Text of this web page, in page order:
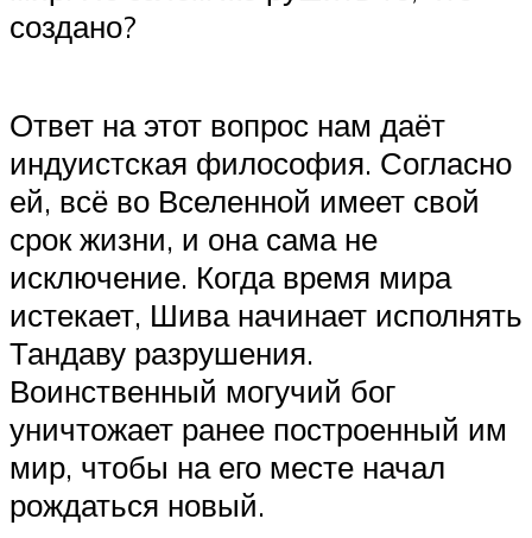
создано?
Ответ на этот вопрос нам даёт
индуистская философия. Согласно
ей, всё во Вселенной имеет свой
срок жизни, и она сама не
исключение. Когда время мира
истекает, Шива начинает исполнять
Тандаву разрушения.
Воинственный могучий бог
уничтожает ранее построенный им
мир, чтобы на его месте начал
рождаться новый.